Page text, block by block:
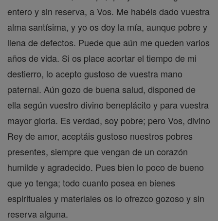
entero y sin reserva, a Vos. Me habéis dado vuestra
alma santísima, y yo os doy la mía, aunque pobre y
llena de defectos. Puede que aún me queden varios
años de vida. Si os place acortar el tiempo de mi
destierro, lo acepto gustoso de vuestra mano
paternal. Aún gozo de buena salud, disponed de
ella según vuestro divino beneplácito y para vuestra
mayor gloria. Es verdad, soy pobre; pero Vos, divino
Rey de amor, aceptáis gustoso nuestros pobres
presentes, siempre que vengan de un corazón
humilde y agradecido. Pues bien lo poco de bueno
que yo tenga; todo cuanto posea en bienes
espirituales y materiales os lo ofrezco gozoso y sin
reserva alguna.